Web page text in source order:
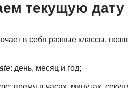
текущую
в себя разные классы,
: день, месяц и год;
: время в часах, минутах,